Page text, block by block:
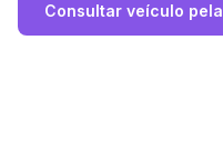
Consultar veículo